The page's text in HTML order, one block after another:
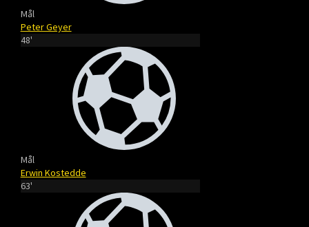
Mål
Peter Geyer
48'
Mål
Erwin Kostedde
63'